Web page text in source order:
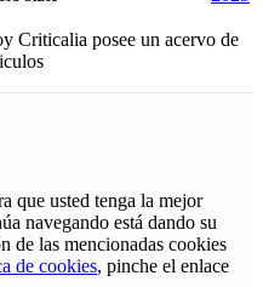
Criticalia posee un acervo de
que usted tenga la mejor
navegando está dando su
de las mencionadas cookies
de cookies, pinche el enlace